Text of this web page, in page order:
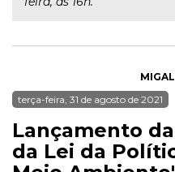
terça-feira, 31 de agosto de 2021
Lançamento
da Lei da